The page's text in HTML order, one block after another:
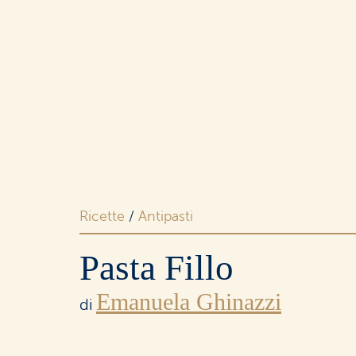
I buoni
senza lattosio
Ricette / Antipasti
Pasta Fillo
di Emanuela Ghinazzi